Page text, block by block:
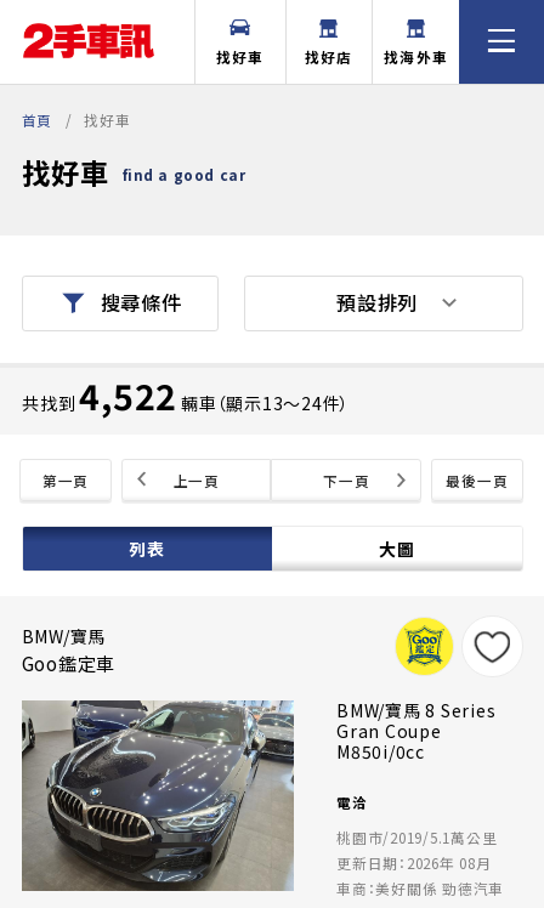
找好車 找好店 找海外車
首頁 找好車
找好車 find a good car
搜尋條件
共找到 4,522 輛車（顯示13〜24件）
第一頁 最後一頁
上一頁 下一頁
列表 大圖
預設排列
BMW/寶馬
Goo鑑定車
BMW/寶馬 8 Series
Gran Coupe
M850i/0cc
電洽
桃園市/2019/5.1萬公里
更新日期：2026年 08月
車商：美好關係 勁德汽車